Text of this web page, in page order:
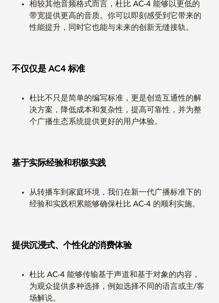
相较其他音频格式而言，杜比 AC-4 能够以更低的
带宽提供更高的音质。你可以即刻感受到它带来的
性能提升，同时它也能与未来的创新无缝接轨。
不仅仅是 AC4 标准
杜比不只是简单的编写标准，更是创造互通性的解
决方案，降低成本和复杂性，提高可靠性，并为整
个广播生态系统提供更好的用户体验。
基于实际经验和积极实践
从转播车到家庭环境，我们在新一代广播标准下的
经验和实践积累能够确保杜比 AC-4 的顺利实施。
提供沉浸式、个性化的消费体验
杜比 AC-4 能够传输基于声道和基于对象的内容，
为观众提供多种选择，例如选择不同的语言或主/客
场解说。